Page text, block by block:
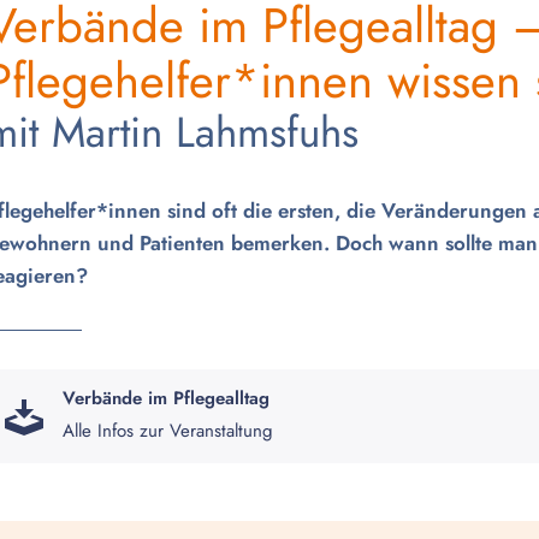
im Pflegealltag
wissen
Martin Lahmsfuhs
sind oft die ersten, die
und Patienten bemerken. Doch wann sollte
Verbände im Pflegealltag
Alle Infos zur Veranstaltung